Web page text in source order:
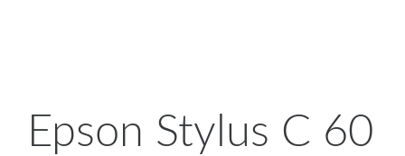
Epson Stylus C 60